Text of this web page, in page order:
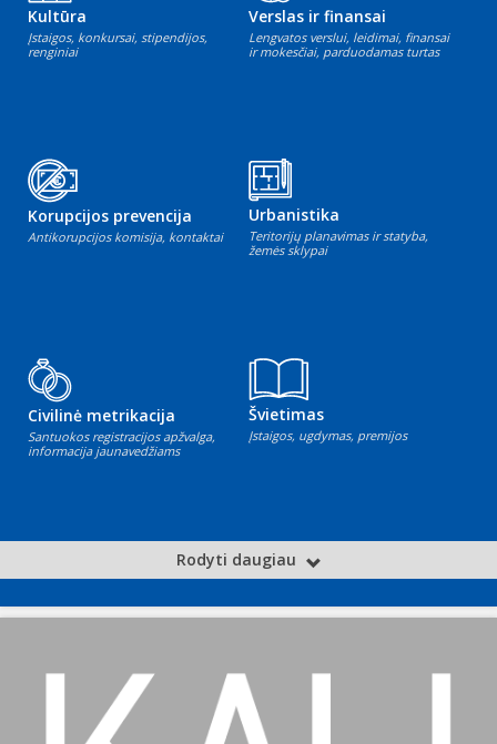
Kultūra
Įstaigos, konkursai, stipendijos,
renginiai
Verslas ir finansai
Lengvatos verslui, leidimai, finansai
ir mokesčiai, parduodamas turtas
Korupcijos prevencija
Antikorupcijos komisija, kontaktai
Urbanistika
Teritorijų planavimas ir statyba,
žemės sklypai
Civilinė metrikacija
Santuokos registracijos apžvalga,
informacija jaunavedžiams
Švietimas
Įstaigos, ugdymas, premijos
Rodyti daugiau